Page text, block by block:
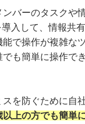
ンバーのタスクや
入して、情報共
能で操作が複雑な
でも簡単に操作で
を防ぐために自
上の方でも簡単